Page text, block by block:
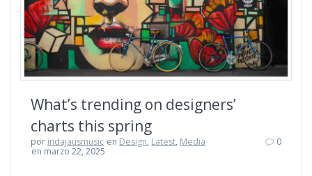
What’s trending on designers’
charts this spring
por indajausmusic en Design, Latest, Media
en marzo 22, 2025
0